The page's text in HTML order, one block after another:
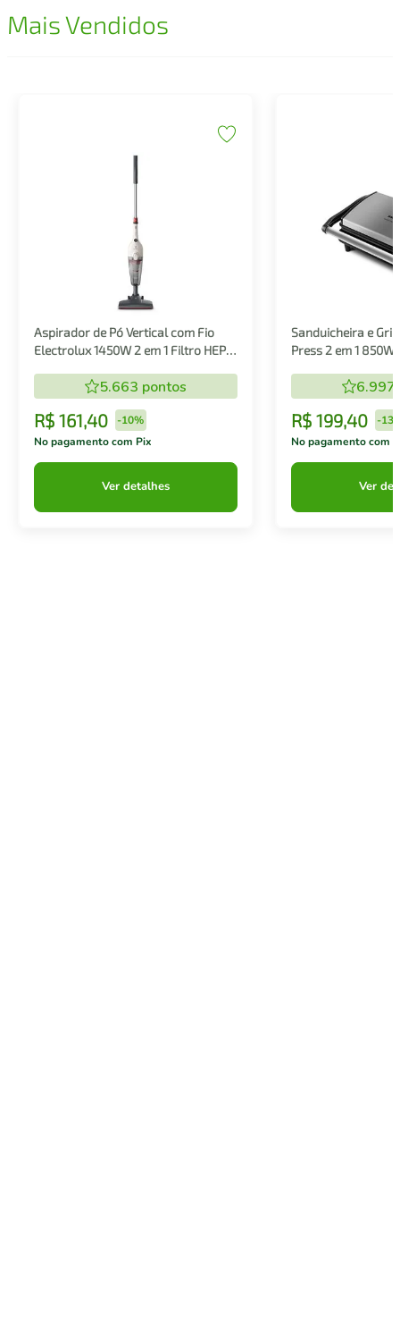
Mais Vendidos
Aspirador de Pó Vertical com Fio
Electrolux 1450W 2 em 1 Filtro HEPA
5.663 pontos
R$ 161,40 -10%
No pagamento com Pix
Ver detalhes
Sanduicheira e
Press 2 em 1 850W
6.997
R$ 199,40 -
No pagamento com
Ver